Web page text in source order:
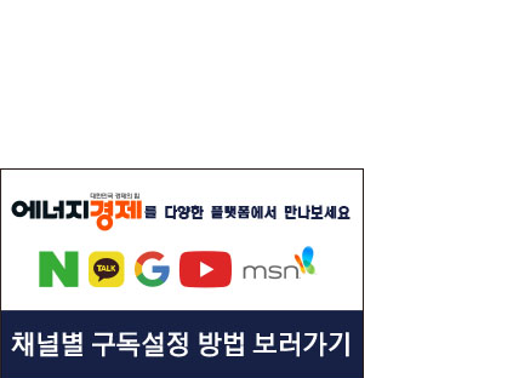
“3조 던진 외국인, 3조 받은 개미”...삼전닉
스, 하루 새 ‘와르르’